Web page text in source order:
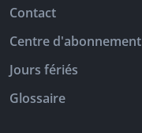
Contact
Centre d'abonnement
Jours fériés
Glossaire